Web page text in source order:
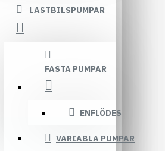
LASTBILSPUMPAR
FASTA PUMPAR
ENFLÖDES
VARIABLA PUMPAR